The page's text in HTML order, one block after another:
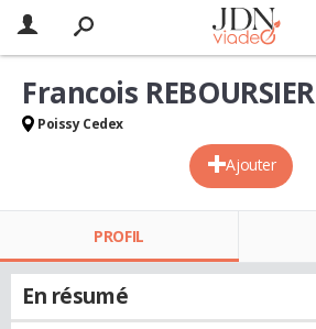
Ajouter
Francois REBOURSIER
Poissy Cedex
PROFIL
En résumé